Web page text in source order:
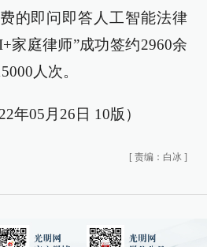
的即问即答人工智能法律
家庭律师”成功签约2960余
人次。
年05月26日 10版）
[ 责编：白冰 ]